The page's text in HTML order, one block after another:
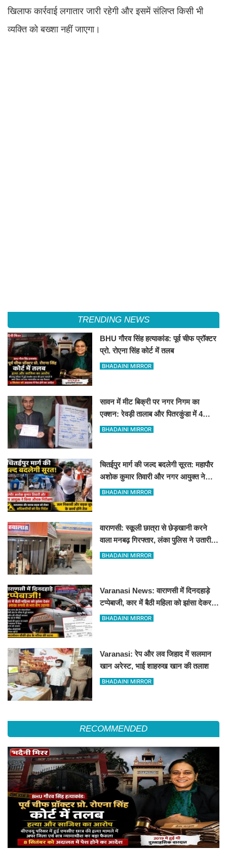
खिलाफ कार्रवाई लगातार जारी रहेगी और इसमें संलिप्त किसी भी
व्यक्ति को बख्शा नहीं जाएगा।
TRENDING NEWS
BHU गौरव सिंह हत्याकांड: पूर्व चीफ प्रॉक्टर
प्रो. रोएना सिंह कोर्ट में तलब
BHADAINI MIRROR
सावन में मीट बिक्री पर नगर निगम का
एक्शन: रेवड़ी तालाब और पितरकुंडा में 4
दुकानों पर गिरी गाज
BHADAINI MIRROR
चितईपुर मार्ग की जल्द बदलेगी सूरत: महापौर
अशोक कुमार तिवारी और नगर आयुक्त ने
किया औचक निरीक्षण
BHADAINI MIRROR
वाराणसी: स्कूली छात्रा से छेड़खानी करने
वाला मनबढ़ गिरफ्तार, लंका पुलिस ने उतारी
हीरोपंती
BHADAINI MIRROR
Varanasi News: वाराणसी में दिनदहाड़े
टप्पेबाजी, कार में बैठी महिला को झांसा देकर 5
लाख रुपये से भरा बैग उड़ाया
BHADAINI MIRROR
Varanasi: रेप और लव जिहाद में सलमान
खान अरेस्ट, भाई शाहरुख खान की तलाश
BHADAINI MIRROR
RECOMMENDED